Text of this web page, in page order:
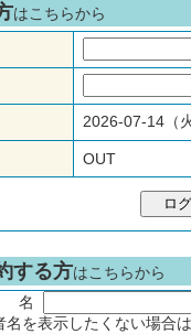
はこちらから
2026-07-14
OUT
する方はこちらから
名
を表示したくない場合